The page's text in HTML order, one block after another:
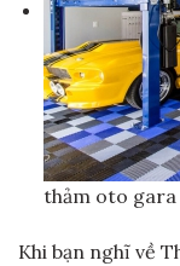
thảm oto gara
Khi bạn nghĩ về